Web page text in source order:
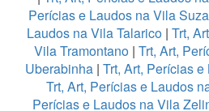
Perícias e Laudos na Vila
Laudos na Vila Talarico| Trt,
Vila Tramontano| Trt, Art,
Uberabinha| Trt, Art, Perícias
Trt, Art, Perícias e Laudos
Perícias e Laudos na Vila